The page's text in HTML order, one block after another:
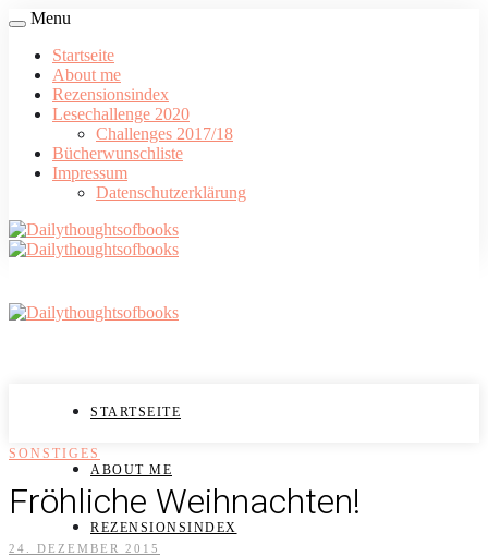
Menu
Startseite
About me
Rezensionsindex
Lesechallenge 2020
Challenges 2017/18
Bücherwunschliste
Impressum
Datenschutzerklärung
STARTSEITE
ABOUT ME
REZENSIONSINDEX
SONSTIGES
Fröhliche Weihnachten!
24. DEZEMBER 2015